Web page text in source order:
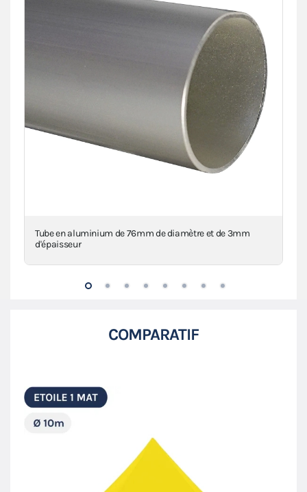
Tube en aluminium de 76mm de diamètre et de 3mm
d'épaisseur
COMPARATIF